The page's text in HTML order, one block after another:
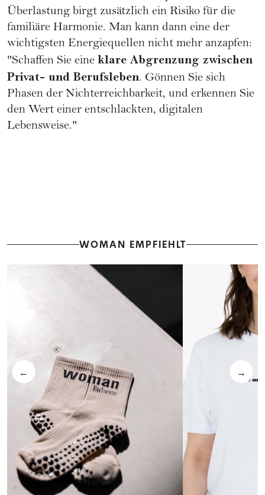
Überlastung birgt zusätzlich ein Risiko für die
familiäre Harmonie. Man kann dann eine der
wichtigsten Energiequellen nicht mehr anzapfen:
"Schaffen Sie eine klare Abgrenzung zwischen
Privat- und Berufsleben. Gönnen Sie sich
Phasen der Nichterreichbarkeit, und erkennen Sie
den Wert einer entschlackten, digitalen
Lebensweise."
WOMAN EMPFIEHLT
← →